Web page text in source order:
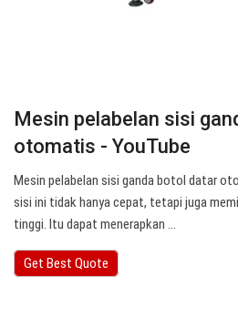
Mesin pelabelan sisi
otomatis - YouTube
Mesin pelabelan sisi ganda botol datar
sisi ini tidak hanya cepat, tetapi juga
tinggi. Itu dapat menerapkan ...
Get Best Quote